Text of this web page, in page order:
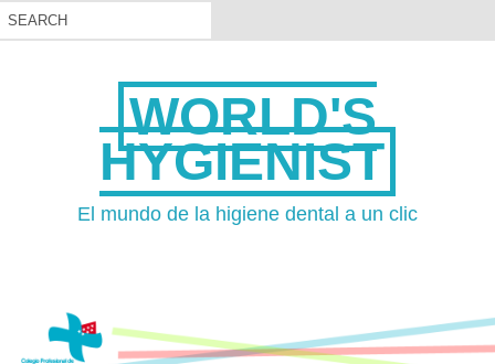
WORLD'S
HYGIENIST
El mundo de la higiene dental a un clic